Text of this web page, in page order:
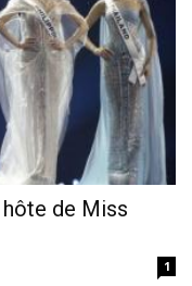
de Miss
1